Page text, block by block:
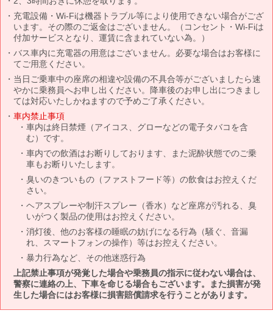
充電設備・Wi-Fiは機器トラブル等により使用できない場合がござ
います。その際のご返金はございません。（コンセント・Wi-Fiは
付加サービスとなり、運賃に含まれていない為。）
バス車内に充電器の用意はございません。必要な場合はお客様に
てご用意ください。
当日ご乗車中の座席の相違や設備の不具合等がございましたら速
やかに乗務員へお申し出ください。降車後のお申し出につきまし
ては対応いたしかねますので予めご了承ください。
車内禁止事項
車内は終日禁煙（アイコス、グローなどの電子タバコを含
む）です。
車内での飲酒はお断りしております、また泥酔状態でのご乗
車もお断りいたします。
臭いのきついもの（ファストフード等）の飲食はお控えくだ
さい。
ヘアスプレーや制汗スプレー（香水）など座席が汚れる、臭
いがつく製品の使用はお控えください。
消灯後、他のお客様の睡眠の妨げになる行為（騒ぐ、音漏
れ、スマートフォンの操作）等はお控えください。
暴力行為など、その他迷惑行為
上記禁止事項が発覚した場合や乗務員の指示に従わない場合は、
警察に連絡の上、下車を命じる場合もございます。また損害が発
生した場合にはお客様に損害賠償請求を行うことがあります。